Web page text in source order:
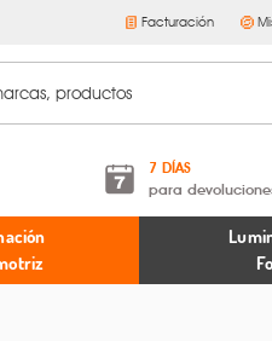
Facturación
7 DÍAS
para
Términos y condiciones
Políticas de devoluciones